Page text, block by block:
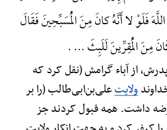
فَلَوْ لا أَنَّهُ کانَ مِنَ الْمُسَبِّحِینَ فَقَالَ
مِنَ الْمُقِرِّینَ لَلَبِثَ ... .
از آباء گرامش (نقل کرد که
ولایتعلی‌بن‌ابی‌طالب (را بر
داشت. همه قبول کردند جز